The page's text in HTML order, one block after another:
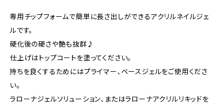
専用チップフォームで簡単に長さ出しができるアクリルネイルジェ
ルです。
硬化後の硬さや艶も抜群♪
仕上げはトップコートを塗ってください。
持ちを良くするためにはプライマー、ベースジェルをご使用くださ
い。
ラローナジェルソリューション、またはラローナアクリルリキッドを